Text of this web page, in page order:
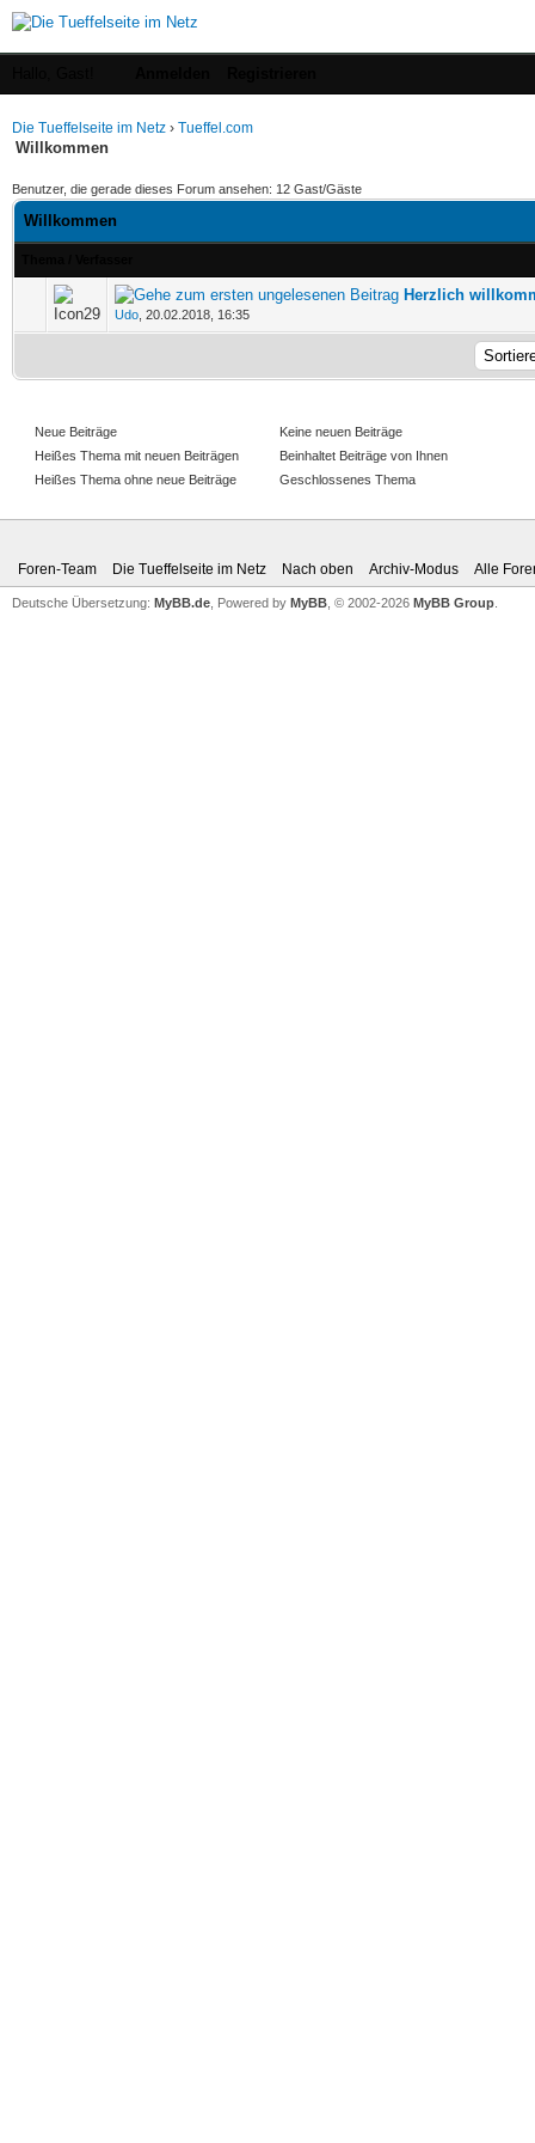
Die Tueffelseite im Netz › Tueffel.com
Willkommen
Benutzer, die gerade dieses Forum ansehen: 12 Gast/Gäste
Willkommen
Herzlich
Udo 20.02.2018, 16:35
1 Bewertung(en) - 5 von 5 durchschnittlich
12345
Neue Beiträge
Heißes Thema mit neuen Beiträgen
Heißes Thema ohne neue Beiträge
Keine neuen Beiträge
Beinhaltet Beiträge von Ihnen
Geschlossenes Thema
Foren-Team Die Tueffelseite im Netz Nach oben Archiv-Modus Alle
Deutsche Übersetzung: MyBB.de , Powered by MyBB , © 2002-2026 MyBB Group